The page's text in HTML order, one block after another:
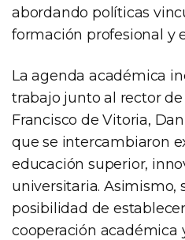
abordando políticas
formación profesional y
La agenda académica
trabajo junto al rector
Francisco de Vitoria,
que se intercambiaron
educación superior,
universitaria. Asimismo,
posibilidad de
cooperación académica